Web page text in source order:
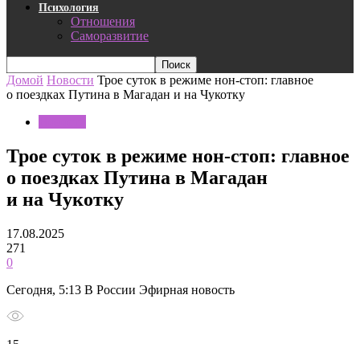
Психология
Отношения
Саморазвитие
Домой Новости Трое суток в режиме нон-стоп: главное
о поездках Путина в Магадан и на Чукотку
Трое суток в режиме нон-стоп: главное
о поездках Путина в Магадан
и на Чукотку
17.08.2025
271
0
Сегодня, 5:13 В России Эфирная новость